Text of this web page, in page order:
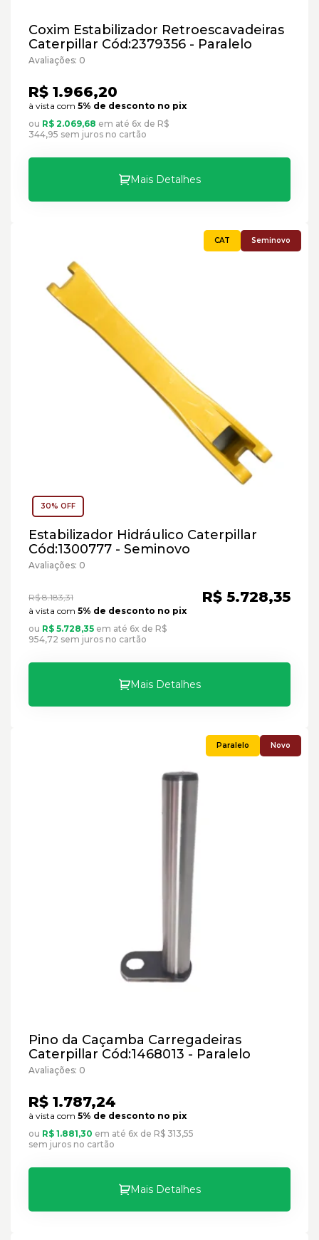
Coxim Estabilizador Retroescavadeiras
Caterpillar Cód:2379356 - Paralelo
Avaliações: 0
R$ 1.966,20
à vista com 5% de desconto no pix
ou R$ 2.069,68 em até 6x de R$
344,95 sem juros no cartão
Mais Detalhes
Seminovo
30% OFF
Estabilizador Hidráulico Caterpillar
Cód:1300777 - Seminovo
Avaliações: 0
R$ 8.183,31 R$ 5.728,35
à vista com 5% de desconto no pix
ou R$ 5.728,35 em até 6x de R$
954,72 sem juros no cartão
Mais Detalhes
Novo
Pino da Caçamba Carregadeiras
Caterpillar Cód:1468013 - Paralelo
Avaliações: 0
R$ 1.787,24
à vista com 5% de desconto no pix
ou R$ 1.881,30 em até 6x de R$ 313,55
sem juros no cartão
Mais Detalhes